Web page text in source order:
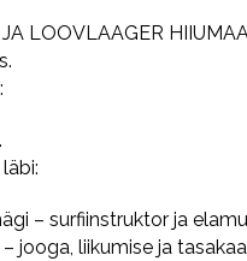
JA LOOVLAAGER
– surfiinstruktor ja
jooga, liikumise ja